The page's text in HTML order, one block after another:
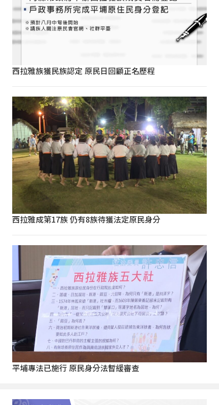
西拉雅族獲民族認定 原民日回顧正名歷程
西拉雅成第17族 仍有8族待獲法定原民身分
平埔專法已施行 原民身分法暫緩審查